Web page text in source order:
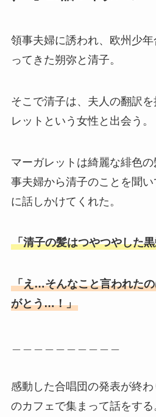
領事夫婦に誘われ、欧州少
ってきた朔弥と清子。
そこで清子は、夫人の翻訳
レットという女性と出会う。
マーガレットは綺麗な緋色
事夫婦から清子のことを聞い
に話しかけてくれた。
「清子の髪はつやつやした
「え…そんなこと言われた
がとう…！」
感動した合唱団の発表が終わ
のカフェで集まって話をする